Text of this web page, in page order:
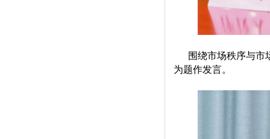
围绕市场秩序与市
为题作发言。